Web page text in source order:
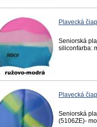
Plavecká
Seniorská
siliconfarba:
Plavecká
Seniorská
(5106ZE)-